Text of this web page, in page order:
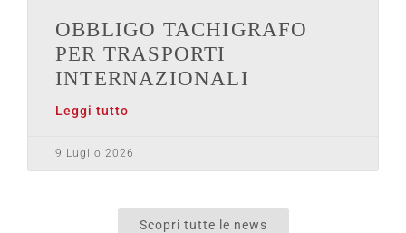
OBBLIGO TACHIGRAFO
PER TRASPORTI
INTERNAZIONALI
Leggi tutto
9 Luglio 2026
Scopri tutte le news